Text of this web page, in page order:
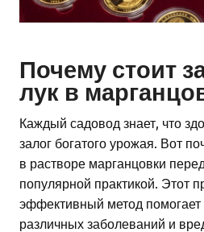
Почему стоит
лук в
Каждый садовод знает, что
залог богатого урожая. Вот
в растворе марганцовки
популярной практикой. Этот
эффективный метод помогает
различных заболеваний и